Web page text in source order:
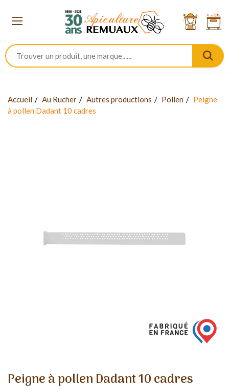
Accueil Au Rucher Autres productions Pollen
Peigne
à pollen Dadant 10 cadres
Peigne à pollen Dadant 10 cadres